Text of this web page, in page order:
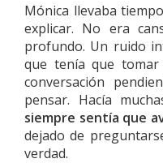
Mónica llevaba
explicar. No era
profundo. Un ruido
que tenía que
conversación
pensar. Hacía
siempre sentía que
dejado de
verdad.